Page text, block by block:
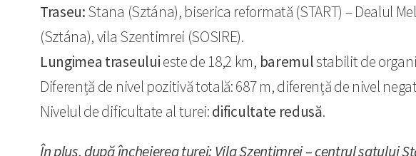
Traseu:Stana (Sztána), biserica reformată (START) – Dealul
(Sztána), vila Szentimrei (SOSIRE).
Lungimea traseuluieste de 18,2 km, baremulstabilit de
Diferență de nivel pozitivă totală: 687 m, diferență de nivel
Nivelul de dificultate al turei:dificultate redusă.
În plus, după încheierea turei: Vila Szentimrei – centrul satului